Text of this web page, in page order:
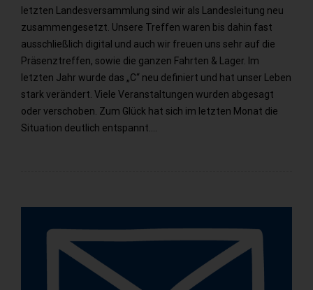
letzten Landesversammlung sind wir als Landesleitung neu
zusammengesetzt. Unsere Treffen waren bis dahin fast
ausschließlich digital und auch wir freuen uns sehr auf die
Präsenztreffen, sowie die ganzen Fahrten & Lager. Im
letzten Jahr wurde das „C“ neu definiert und hat unser Leben
stark verändert. Viele Veranstaltungen wurden abgesagt
oder verschoben. Zum Glück hat sich im letzten Monat die
Situation deutlich entspannt.…